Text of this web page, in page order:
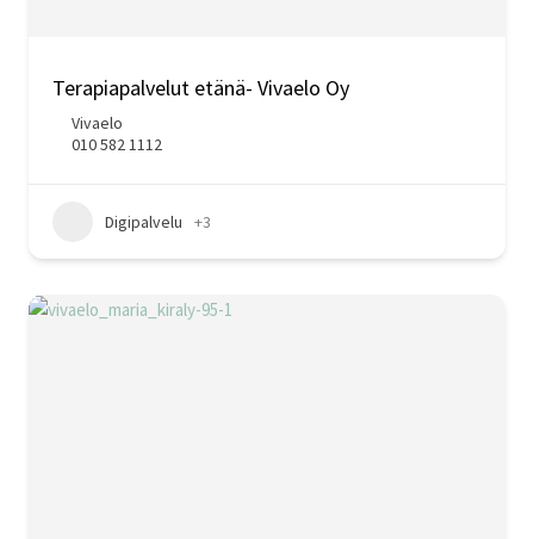
Terapiapalvelut etänä- Vivaelo Oy
Vivaelo
010 582 1112
Digipalvelu +3